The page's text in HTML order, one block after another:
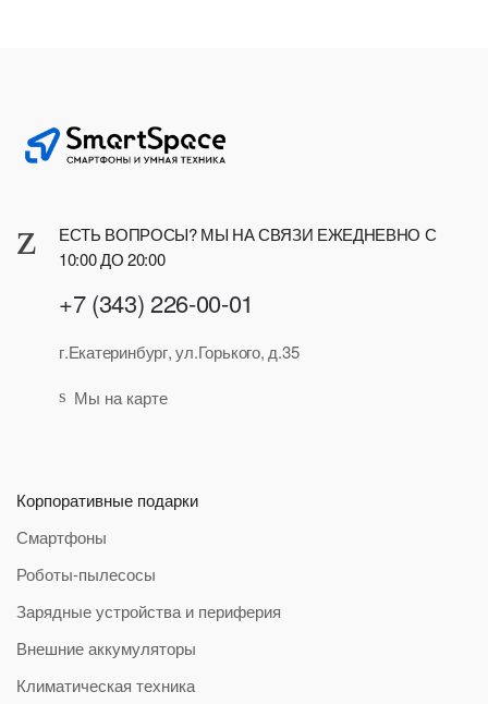
ЕСТЬ ВОПРОСЫ? МЫ НА СВЯЗИ ЕЖЕДНЕВНО С
10:00 ДО 20:00
+7 (343) 226-00-01
г.Екатеринбург, ул.Горького, д.35
Мы на карте
Корпоративные подарки
Смартфоны
Роботы-пылесосы
Зарядные устройства и периферия
Внешние аккумуляторы
Климатическая техника